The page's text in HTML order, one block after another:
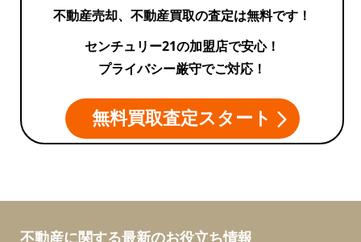
不動産売却、不動産買取の査定は無料です！
センチュリー21の加盟店で安心！
プライバシー厳守でご対応！
無料買取査定スタート
不動産に関する最新のお役立ち情報